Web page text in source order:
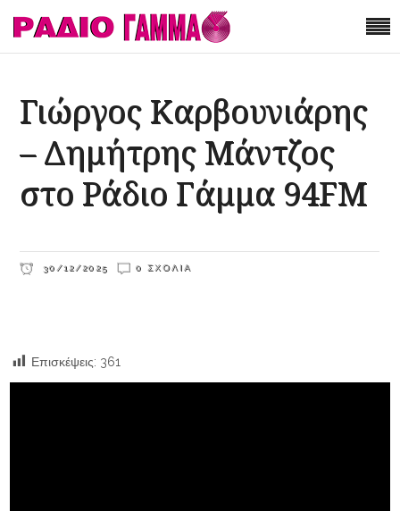
Γιώργος Καρβουνιάρης
– Δημήτρης Μάντζος
στο Ράδιο Γάμμα 94FM
30/12/2025 0 ΣΧΌΛΙΑ
Επισκέψεις: 361